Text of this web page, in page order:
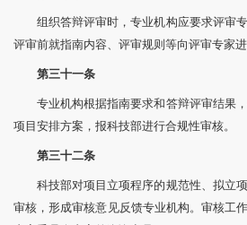
组织答辩评审时，专业机构应要求评审
评审前就指南内容、评审规则等向评审专家进
第三十一条
专业机构根据指南要求和答辩评审结果
项目安排方案，报科技部进行合规性审核。
第三十二条
科技部对项目立项程序的规范性、拟立
审核，形成审核意见反馈专业机构。审核工